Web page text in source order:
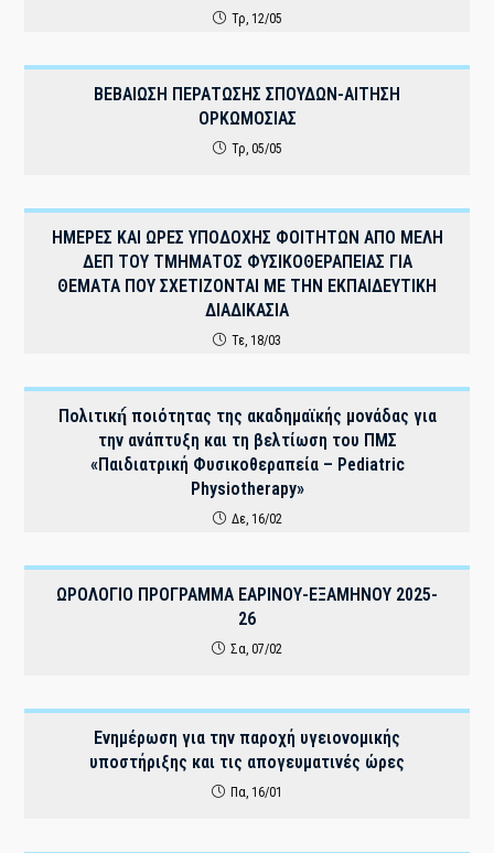
Τρ, 12/05
ΒΕΒΑΙΩΣΗ ΠΕΡΑΤΩΣΗΣ ΣΠΟΥΔΩΝ-ΑΙΤΗΣΗ
ΟΡΚΩΜΟΣΙΑΣ
Τρ, 05/05
ΗΜΕΡΕΣ ΚΑΙ ΩΡΕΣ ΥΠΟΔΟΧΗΣ ΦΟΙΤΗΤΩΝ ΑΠΟ ΜΕΛΗ
ΔΕΠ ΤΟΥ ΤΜΗΜΑΤΟΣ ΦΥΣΙΚΟΘΕΡΑΠΕΙΑΣ ΓΙΑ
ΘΕΜΑΤΑ ΠΟΥ ΣΧΕΤΙΖΟΝΤΑΙ ΜΕ ΤΗΝ ΕΚΠΑΙΔΕΥΤΙΚΗ
ΔΙΑΔΙΚΑΣΙΑ
Τε, 18/03
Πολιτική́ ποιότητας της ακαδημαϊκής μονάδας για
την ανάπτυξη και τη βελτίωση του ΠΜΣ
«Παιδιατρική Φυσικοθεραπεία – Pediatric
Physiotherapy»
Δε, 16/02
ΩΡΟΛΟΓΙΟ ΠΡΟΓΡΑΜΜΑ EAΡΙΝΟΥ-ΕΞΑΜΗΝΟΥ 2025-
26
Σα, 07/02
Ενημέρωση για την παροχή υγειονομικής
υποστήριξης και τις απογευματινές ώρες
Πα, 16/01